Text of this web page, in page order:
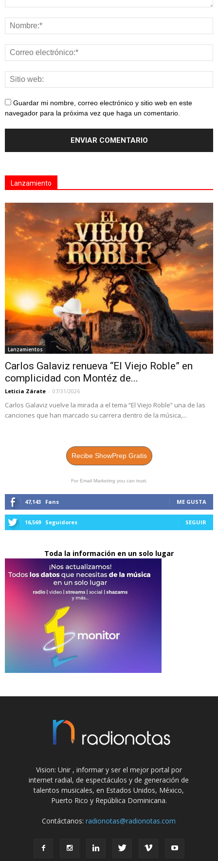
Guardar mi nombre, correo electrónico y sitio web en este
navegador para la próxima vez que haga un comentario.
Lanzamiento
Lanzamientos
Carlos Galaviz renueva “El Viejo Roble” en
complicidad con Montéz de...
Leticia Zárate - 07/31/2026
Carlos Galaviz vuelve la mirada a el tema “El Viejo Roble” una de las
canciones que han marcado su carrera dentro de la música,...
Recibe ShowPrep Gratis
For Email Marketing you can trust.
47,143 Fans ME GUSTA
16,569 Seguidores SEGUIR
Toda la información en un solo lugar
Vision: Unir , informar y ser el mejor portal por
internet radial, de espectáculos y de generación de
talentos musicales, en Estados Unidos, México,
Puerto Rico y República Dominicana.
Contáctanos:radionotas@radionotas.com